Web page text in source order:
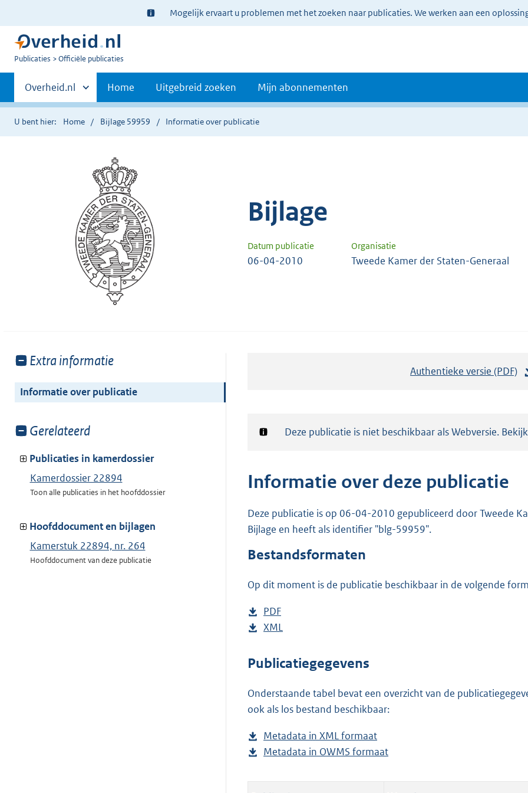
Ter
informatie:
Mogelijk ervaart u problemen met het zoeken naar publicaties. We werken aan een
U
Publicaties Officiële publicaties
Primaire
navigatie
Andere
sites
binnen
Overheid.nl Home Uitgebreid zoeken Mijn abonnementen
U bent hier: Home Bijlage 59959 Informatie over publicatie
Bijlage
Datum publicatie Organisatie
06-04-2010 Tweede Kamer der Staten-Generaal
Toon
van:
Extra informatie
Informatie over publicatie
Toon
van:
Gerelateerd
Publicaties in kamerdossier
Kamerdossier 22894
Toon alle publicaties in het hoofddossier
Hoofddocument en bijlagen
Kamerstuk 22894, nr. 264
Hoofddocument van deze publicatie
Authentieke versie (PDF)
a
r
b
Notificatie:
Deze publicatie is niet beschikbaar als Webversie.
Informatie over deze publicatie
Deze publicatie is op 06-04-2010 gepubliceerd door Tweede
Bijlage en heeft als identifier "blg-59959".
Bestandsformaten
Op dit moment is de publicatie beschikbaar in de volgende
D
o
n
o
a
p
u
PDF
e
t
n
d
g
r
D
w
l
o
d
p
XML
s
a
n
s
g
Publicatiegegevens
Onderstaande tabel bevat een overzicht van de
ook als los bestand beschikbaar:
Metadata in XML formaat
e
t
Metadata in OWMS formaat
s